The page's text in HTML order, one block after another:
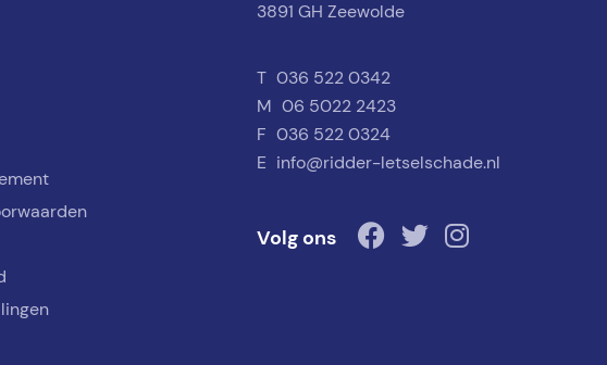
3891 GH Zeewolde
T 036 522 0342
M 06 5022 2423
F 036 522 0324
E info@ridder-letselschade.nl
Volg ons